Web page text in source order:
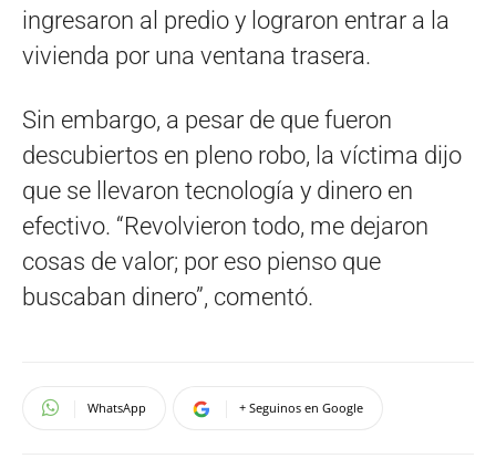
ingresaron al predio y lograron entrar a la
vivienda por una ventana trasera.
Sin embargo, a pesar de que fueron
descubiertos en pleno robo, la víctima dijo
que se llevaron tecnología y dinero en
efectivo. “Revolvieron todo, me dejaron
cosas de valor; por eso pienso que
buscaban dinero”, comentó.
WhatsApp + Seguinos en Google